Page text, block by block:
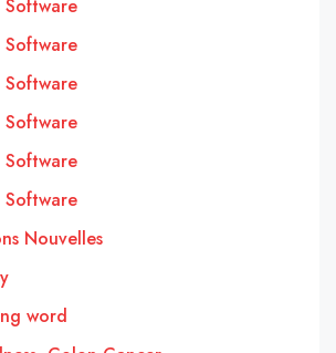
Software
Software
Software
Software
Software
Software
Nouvelles
word